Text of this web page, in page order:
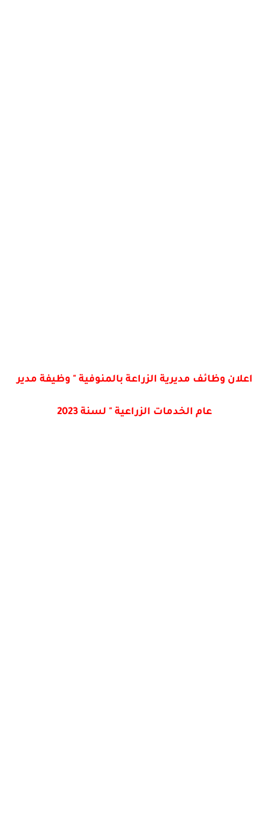
اعلان وظائف مديرية الزراعة بالمنوفية " وظيفة مدير
عام الخدمات الزراعية " لسنة 2023